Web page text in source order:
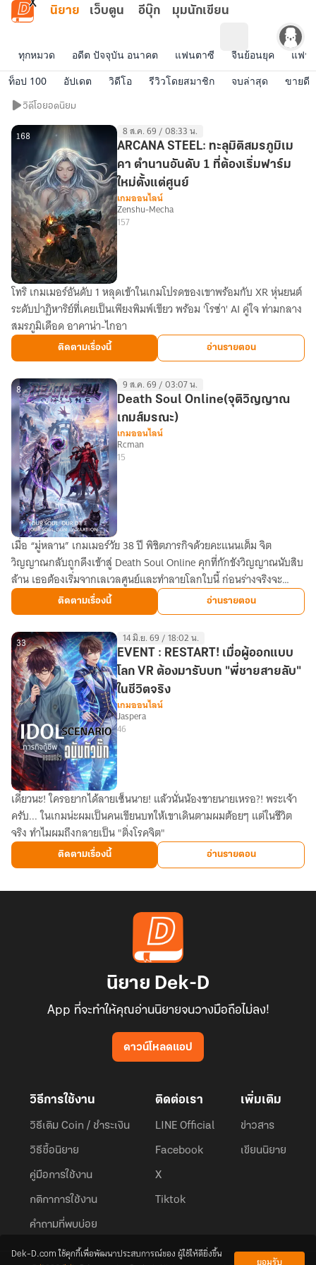
ข้ามไปยังเนื้อหาหลัก
นิยาย เว็บตูน อีบุ๊ก มุมนักเขียน
ทุกหมวด อดีต ปัจจุบัน อนาคต แฟนตาซี จีนย้อนยุค
แฟน
ท็อป 100
อัปเดต วิดีโอ รีวิวโดยสมาชิก จบล่าสุด ขายดี
วิดีโอ
ยอด
นิยม
วิดีโอยอดนิยม
ARCANA
STEEL:
ทะลุ
มิติ
สมรภูมิ
เมคา
ตำนาน
อันดับ
1
ที่
ต้อง
เริ่ม
ฟาร์ม
ใหม่
ตั้งแต่
ศูนย์
168 8 ส.ค. 69 / 08:33 น.
ARCANA STEEL: ทะลุมิติสมรภูมิเม
คา ตำนานอันดับ 1 ที่ต้องเริ่มฟาร์ม
ใหม่ตั้งแต่ศูนย์
เกมออนไลน์
Zenshu-Mecha
157
โทริ เกมเมอร์อันดับ 1 หลุดเข้าในเกมโปรดของเขาพร้อมกับ XR หุ่นยนต์
ระดับปาฏิหาริย์ที่เคยเป็นเพียงพิมพ์เขียว พร้อม 'โรซ่า' AI คู่ใจ ท่ามกลาง
สมรภูมิเดือด อาคาน่า-ไกอา
ติดตามเรื่องนี้ อ่านรายตอน
Death
Soul
Online(จุติ
วิญญาณ
เกมส์
มรณะ)
8 9 ส.ค. 69 / 03:07 น.
Death Soul Online(จุติวิญญาณ
เกมส์มรณะ)
เกมออนไลน์
Rcman
15
เมื่อ “มู่หลาน” เกมเมอร์วัย 38 ปี พิชิตภารกิจด้วยคะแนนเต็ม จิต
วิญญาณกลับถูกดึงเข้าสู่ Death Soul Online คุกที่กักขังวิญญาณนับสิบ
ล้าน เธอต้องเริ่มจากเลเวลศูนย์และทำลายโลกใบนี้ ก่อนร่างจริงจะ
สิ้นลม!
ติดตามเรื่องนี้ อ่านรายตอน
EVENT
:
RESTART!
เมื่อ
ผู้
33 14 มิ.ย. 69 / 18:02 น.
EVENT : RESTART! เมื่อผู้ออกแบบ
โลก VR ต้องมารับบท "พี่ชายสายลับ"
ในชีวิตจริง
เกมออนไลน์
Jaspera
46
เดี๋ยวนะ! ใครอยากได้ลายเซ็นนาย! แล้วนั่นน้องชายนายเหรอ?! พระเจ้า
ครับ... ในเกมน่ะผมเป็นคนเขียนบทให้เขาเดินตามผมต้อยๆ แต่ในชีวิต
จริง ทำไมผมถึงกลายเป็น "ติ่งโรคจิต"
ติดตามเรื่องนี้ อ่านรายตอน
นิยาย Dek-D
App ที่จะทำให้คุณอ่านนิยายจนวางมือถือไม่ลง!
ดาวน์โหลดแอป
วิธีการใช้งาน
วิธีเติม Coin / ชำระเงิน
วิธีซื้อนิยาย
คู่มือการใช้งาน
กติกาการใช้งาน
คำถามที่พบบ่อย
ติดต่อเรา
LINE Official
Facebook
X
Tiktok
เพิ่มเติม
ข่าวสาร
เขียนนิยาย
Dek-D.com ใช้คุกกี้เพื่อพัฒนาประสบการณ์ของ ผู้ใช้ให้ดียิ่งขึ้น